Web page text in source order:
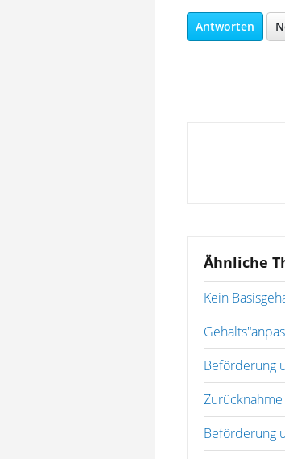
Antworten
Ähnliche
Kein
Beförderung
Beförderung